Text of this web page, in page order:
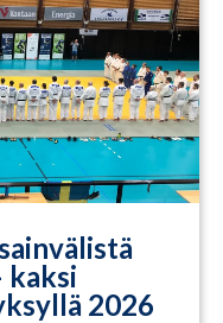
kaksi
2026